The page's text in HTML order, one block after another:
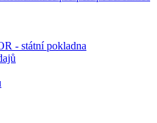
- státní pokladna